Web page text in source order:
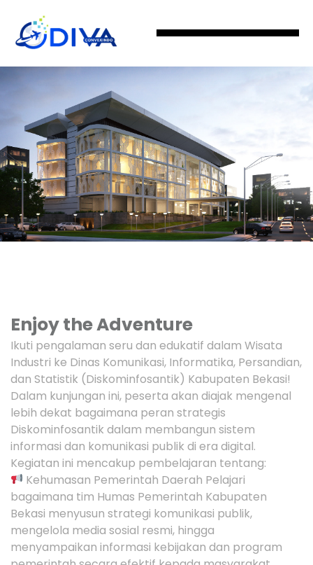
Enjoy the Adventure
Ikuti pengalaman seru dan edukatif dalam Wisata
Industri ke Dinas Komunikasi, Informatika, Persandian,
dan Statistik (Diskominfosantik) Kabupaten Bekasi!
Dalam kunjungan ini, peserta akan diajak mengenal
lebih dekat bagaimana peran strategis
Diskominfosantik dalam membangun sistem
informasi dan komunikasi publik di era digital.
Kegiatan ini mencakup pembelajaran tentang:
Kehumasan Pemerintah Daerah Pelajari
bagaimana tim Humas Pemerintah Kabupaten
Bekasi menyusun strategi komunikasi publik,
mengelola media sosial resmi, hingga
menyampaikan informasi kebijakan dan program